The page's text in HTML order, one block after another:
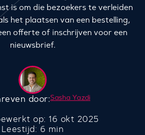
Sasha Yazdi
door:
op: 16 okt 2025
Leestijd: 6 min
is om die bezoekers te verleiden
het plaatsen van een bestelling,
offerte of inschrijven voor een
nieuwsbrief.